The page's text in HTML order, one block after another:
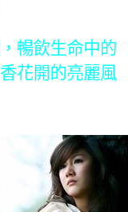
暢飲生命中的
花開的亮麗風